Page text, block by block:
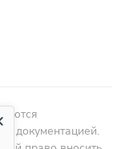
документацией.